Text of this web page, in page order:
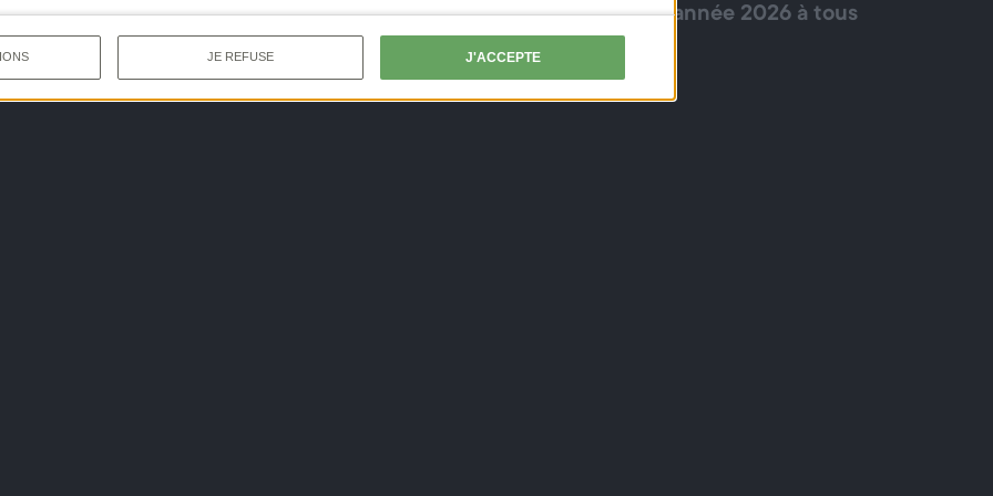
JE REFUSE J'ACCEPTE
Heureuse année 2026 à tous